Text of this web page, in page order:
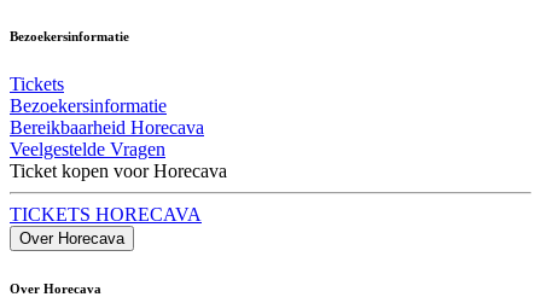
Bezoekersinformatie
Tickets
Bezoekersinformatie
Bereikbaarheid Horecava
Veelgestelde Vragen
Ticket kopen voor Horecava
TICKETS HORECAVA
Over Horecava
Over Horecava